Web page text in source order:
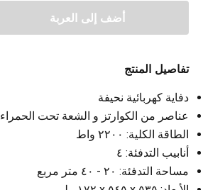
أضف إلى العربة
تفاصيل المنتج
دفاية كهربائية نحيفة
عناصر من الكوارتز و الشعة تحت الحمراء
الطاقة الكلية: ٢٢٠٠ واط
أنابيب التدفئة: ٤
مساحة التدفئة: ٢٠ - ٤٠ متر مربع